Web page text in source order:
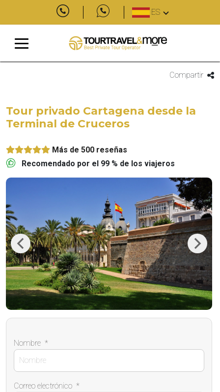
ES
Compartir
Tour privado Cartagena desde la
Terminal de Cruceros
Más de 500 reseñas
Recomendado por el 99 % de los viajeros
Previous Next
Nombre *
Correo electrónico *